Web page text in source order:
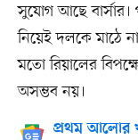
সুযোগ আছে বার্সার।
নিয়েই দলকে মাঠে
মতো রিয়ালের
অসম্ভব নয়।
প্রথম আলোর